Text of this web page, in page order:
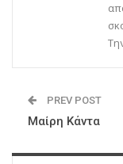
PREV POST
Μαίρη Κάντα